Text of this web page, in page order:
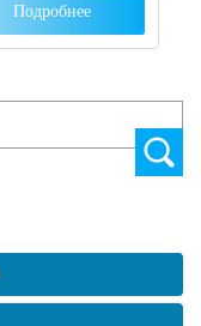
Подробнее